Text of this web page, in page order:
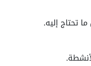
تحتاج إليه.